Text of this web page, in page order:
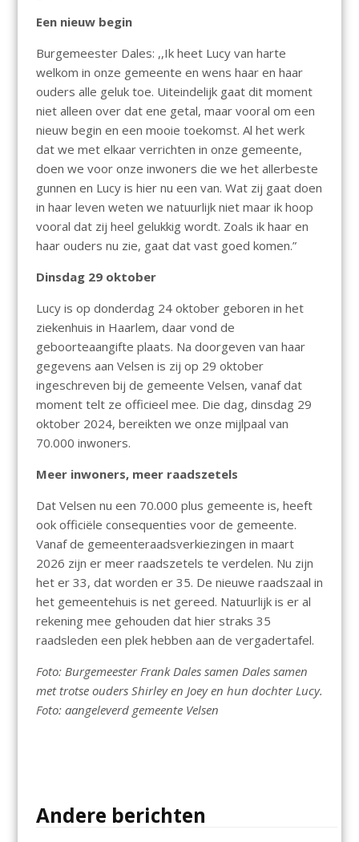
Een nieuw begin
Burgemeester Dales: ,,Ik heet Lucy van harte
welkom in onze gemeente en wens haar en haar
ouders alle geluk toe. Uiteindelijk gaat dit moment
niet alleen over dat ene getal, maar vooral om een
nieuw begin en een mooie toekomst. Al het werk
dat we met elkaar verrichten in onze gemeente,
doen we voor onze inwoners die we het allerbeste
gunnen en Lucy is hier nu een van. Wat zij gaat doen
in haar leven weten we natuurlijk niet maar ik hoop
vooral dat zij heel gelukkig wordt. Zoals ik haar en
haar ouders nu zie, gaat dat vast goed komen.”
Dinsdag 29 oktober
Lucy is op donderdag 24 oktober geboren in het
ziekenhuis in Haarlem, daar vond de
geboorteaangifte plaats. Na doorgeven van haar
gegevens aan Velsen is zij op 29 oktober
ingeschreven bij de gemeente Velsen, vanaf dat
moment telt ze officieel mee. Die dag, dinsdag 29
oktober 2024, bereikten we onze mijlpaal van
70.000 inwoners.
Meer inwoners, meer raadszetels
Dat Velsen nu een 70.000 plus gemeente is, heeft
ook officiële consequenties voor de gemeente.
Vanaf de gemeenteraadsverkiezingen in maart
2026 zijn er meer raadszetels te verdelen. Nu zijn
het er 33, dat worden er 35. De nieuwe raadszaal in
het gemeentehuis is net gereed. Natuurlijk is er al
rekening mee gehouden dat hier straks 35
raadsleden een plek hebben aan de vergadertafel.
Foto: Burgemeester Frank Dales samen Dales samen
met trotse ouders Shirley en Joey en hun dochter Lucy.
Foto: aangeleverd gemeente Velsen
Andere berichten